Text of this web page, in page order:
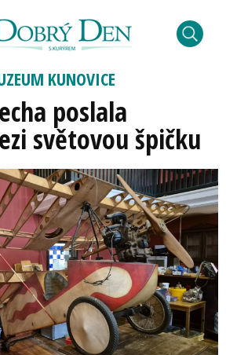
KUNOVICE
poslala
světovou špičku